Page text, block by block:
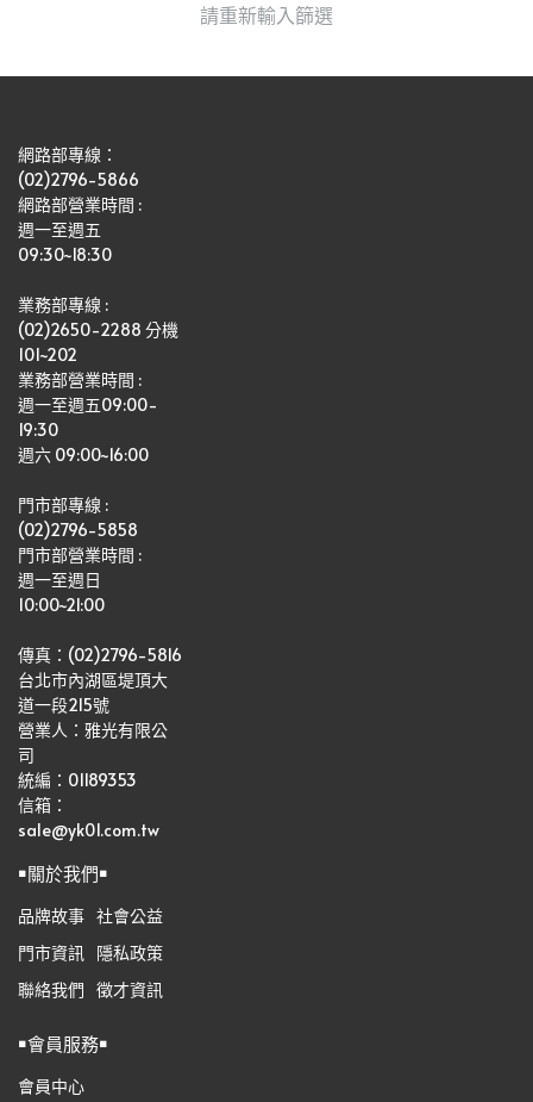
請重新輸入篩選
網路部專線：
(02)2796-5866
網路部營業時間 :
週一至週五
09:30~18:30
業務部專線 :
(02)2650-2288 分機
101~202
業務部營業時間 :
週一至週五09:00-
19:30
週六 09:00~16:00
門市部專線 :
(02)2796-5858
門市部營業時間 :
週一至週日
10:00~21:00
傳真：(02)2796-5816
台北市內湖區堤頂大
道一段215號
營業人：雅光有限公
司
統編：01189353
信箱：
sale@yk01.com.tw
￭關於我們￭
品牌故事 社會公益
門市資訊 隱私政策
聯絡我們 徵才資訊
￭會員服務￭
會員中心